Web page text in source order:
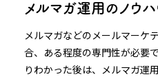
メルマガ運用のノウ
メルマガなどのメールマーケ
合、ある程度の専門性が必要
りわかった後は、メルマガ運